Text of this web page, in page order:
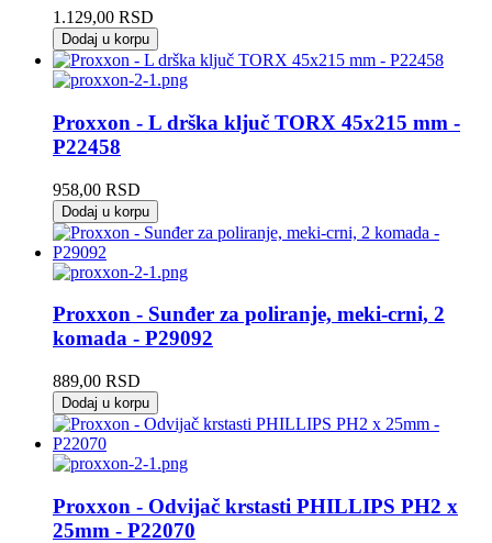
1.129,00 RSD
Dodaj u korpu
Proxxon - L drška ključ TORX 45x215 mm -
P22458
958,00 RSD
Dodaj u korpu
Proxxon - Sunđer za poliranje, meki-crni, 2
komada - P29092
889,00 RSD
Dodaj u korpu
Proxxon - Odvijač krstasti PHILLIPS PH2 x
25mm - P22070